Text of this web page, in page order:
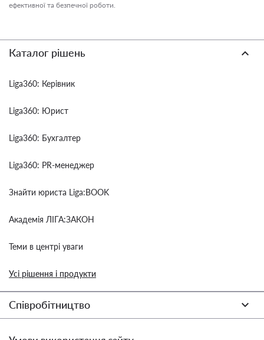
ефективної та безпечної роботи.
Каталог рішень
Liga360: Керівник
Liga360: Юрист
Liga360: Бухгалтер
Liga360: PR-менеджер
Знайти юриста Liga:BOOK
Академія ЛІГА:ЗАКОН
Теми в центрі уваги
Усі рішення і продукти
Співробітництво